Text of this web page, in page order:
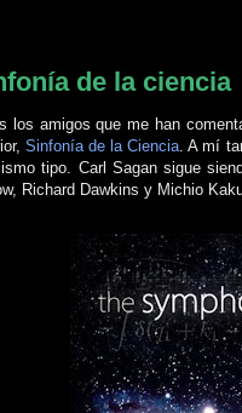
de la ciencia
los amigos que me han
Sinfonía de la Ciencia. A mí
tipo. Carl Sagan sigue
Richard Dawkins y Michio